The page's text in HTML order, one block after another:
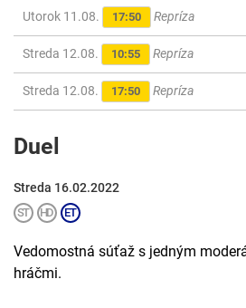
Utorok 11.08. 17:50 Repríza
Streda 12.08. 10:55 Repríza
Streda 12.08. 17:50 Repríza
Duel
Streda 16.02.2022
Vedomostná súťaž s jedným
hráčmi.